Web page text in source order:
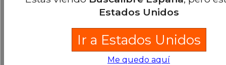
Estados Unidos
Ir a Estados Unidos
Me quedo aquí